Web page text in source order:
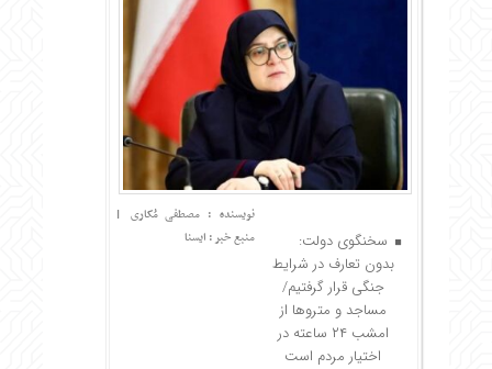
سخنگوی دولت:
بدون تعارف در شرایط
جنگی قرار گرفتیم/
مساجد و متروها از
امشب ۲۴ ساعته در
اختیار مردم است
نویسنده : مصطفی مُکاری |
منبع خبر : ایسنا